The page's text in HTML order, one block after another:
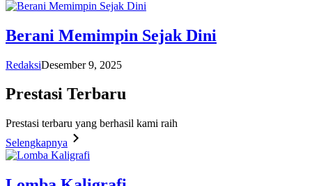
Berani Memimpin Sejak Dini
RedaksiDesember 9, 2025
Prestasi Terbaru
Prestasi terbaru yang berhasil kami raih
Selengkapnya